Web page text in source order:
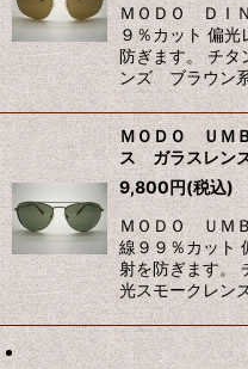
ＭＯＤＯ ＤＩ
９％カット 偏
防ぎます。 チタ
ンズ ブラウン
ＭＯＤＯ ＵＭ
ス ガラスレン
9,800円(税込)
ＭＯＤＯ ＵＭ
線９９％カット
射を防ぎます。
光スモークレ